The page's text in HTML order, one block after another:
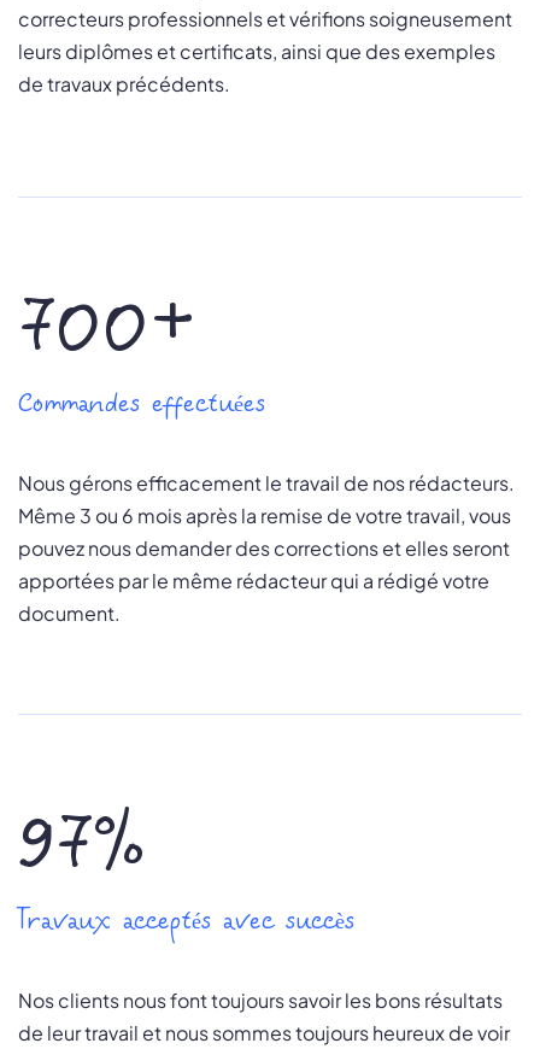
correcteurs professionnels et vérifions soigneusement
leurs diplômes et certificats, ainsi que des exemples
de travaux précédents.
700+
Commandes effectuées
Nous gérons efficacement le travail de nos rédacteurs.
Même 3 ou 6 mois après la remise de votre travail, vous
pouvez nous demander des corrections et elles seront
apportées par le même rédacteur qui a rédigé votre
document.
97%
Travaux acceptés avec succès
Nos clients nous font toujours savoir les bons résultats
de leur travail et nous sommes toujours heureux de voir